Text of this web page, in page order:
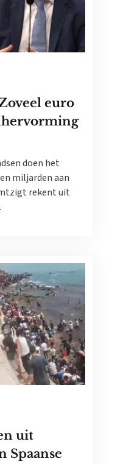
euro
doen het
miljarden aan
rekent uit
uit
Spaanse